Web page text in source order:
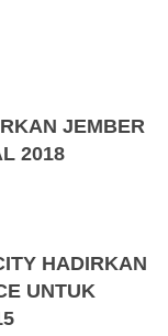
JEMBER
2018
HADIRKAN
UNTUK